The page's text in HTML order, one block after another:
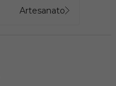
Artesanato